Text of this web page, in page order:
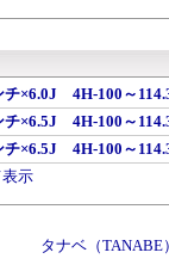
チ×6.0J 4H-100～
チ×6.5J 4H-100～
チ×6.5J 4H-100～
示
タナベ（